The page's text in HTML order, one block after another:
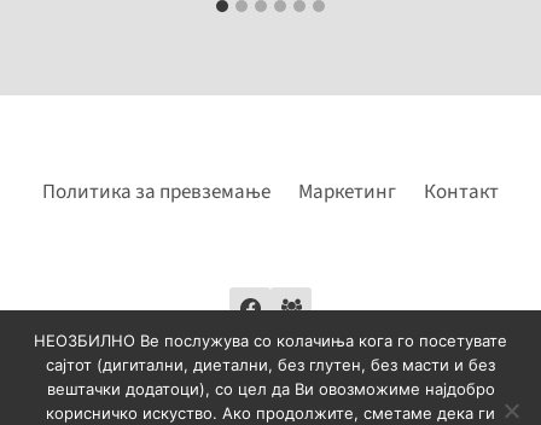
Политика за превземање Маркетинг Контакт
НЕОЗБИЛНО Ве послужува со колачиња кога го посетувате
сајтот (дигитални, диетални, без глутен, без масти и без
вештачки додатоци), со цел да Ви овозможиме најдобро
корисничко искуство. Ако продолжите, сметаме дека ги